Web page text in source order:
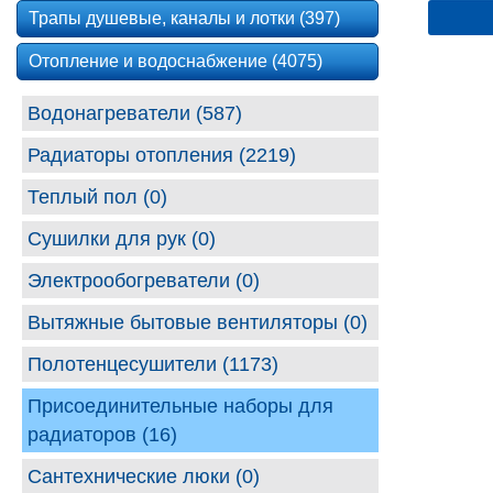
Трапы душевые, каналы и лотки (397)
Отопление и водоснабжение (4075)
Водонагреватели (587)
Радиаторы отопления (2219)
Теплый пол (0)
Сушилки для рук (0)
Электрообогреватели (0)
Вытяжные бытовые вентиляторы (0)
Полотенцесушители (1173)
Присоединительные наборы для
радиаторов (16)
Сантехнические люки (0)